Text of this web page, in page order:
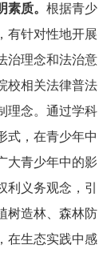
素质。 根据青少
有针对性地开展
治理念和法治意
校相关法律普法
理念。通过学科
式，在青少年中
大青少年中的影
义务观念，引
树造林、森林防
在生态实践中感